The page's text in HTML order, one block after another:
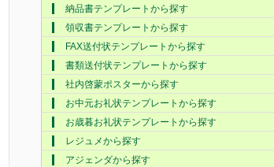
納品書テンプレートから探す
領収書テンプレートから探す
FAX送付状テンプレートから探す
書類送付状テンプレートから探す
社内啓蒙ポスターから探す
お中元お礼状テンプレートから探す
お歳暮お礼状テンプレートから探す
レジュメから探す
アジェンダから探す